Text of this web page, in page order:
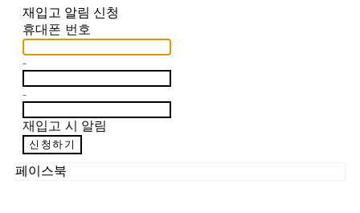
재입고 알림 신청
휴대폰 번호
-
-
재입고 시 알림
신청하기
페이스북